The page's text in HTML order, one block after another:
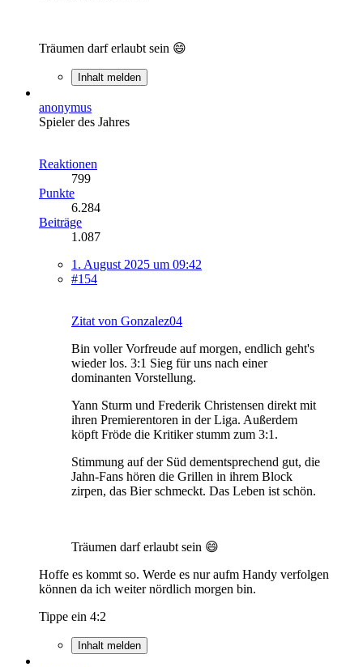
Träumen darf erlaubt sein 😄
Inhalt melden
anonymus
Spieler des Jahres
Reaktionen
799
Punkte
6.284
Beiträge
1.087
1. August 2025 um 09:42
#154
Zitat von Gonzalez04
Bin voller Vorfreude auf morgen, endlich geht's
wieder los. 3:1 Sieg für uns nach einer
dominanten Vorstellung.
Yann Sturm und Frederik Christensen direkt mit
ihren Premierentoren in der Liga. Außerdem
köpft Fröde die Kritiker stumm zum 3:1.
Stimmung auf der Süd dementsprechend gut, die
Jahn-Fans hören die Grillen in ihrem Block
zirpen, das Bier schmeckt. Das Leben ist schön.
Träumen darf erlaubt sein 😄
Hoffe es kommt so. Werde es nur aufm Handy verfolgen
können da ich weiter nördlich morgen bin.
Tippe ein 4:2
Inhalt melden